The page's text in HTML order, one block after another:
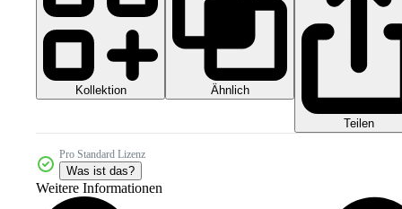
Kollektion Ähnlich
Teilen
Pro Standard Lizenz
Was ist das?
Weitere Informationen